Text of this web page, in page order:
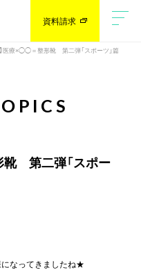
資料請求
】医療×◯◯＝整形靴 第二弾「スポーツ」篇
靴 第二弾「スポー
になってきましたね★